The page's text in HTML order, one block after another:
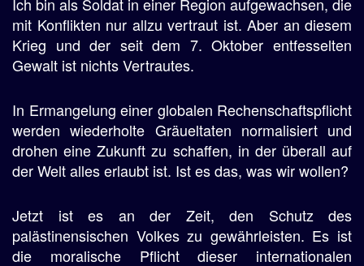
mit Konflikten nur allzu vertraut ist. Aber an diesem
Krieg und der seit dem 7. Oktober entfesselten
Gewalt ist nichts Vertrautes.
In Ermangelung einer globalen Rechenschaftspflicht
werden wiederholte Gräueltaten normalisiert und
drohen eine Zukunft zu schaffen, in der überall auf
der Welt alles erlaubt ist. Ist es das, was wir wollen?
Jetzt ist es an der Zeit, den Schutz des
palästinensischen Volkes zu gewährleisten. Es ist
die moralische Pflicht dieser internationalen